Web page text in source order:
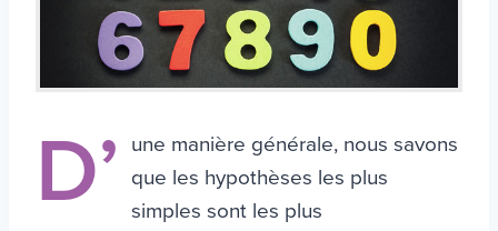
D’
une manière générale, nous savons
que les hypothèses les plus
simples sont les plus